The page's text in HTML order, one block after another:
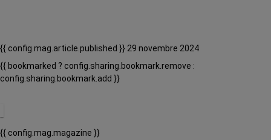
{{ config.mag.article.published }} 29 novembre 2024
{{ bookmarked ? config.sharing.bookmark.remove :
config.sharing.bookmark.add }}
{{ config.mag.magazine }}